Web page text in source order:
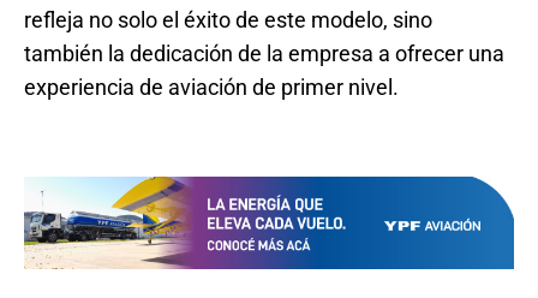
refleja no solo el éxito de este modelo, sino
también la dedicación de la empresa a ofrecer una
experiencia de aviación de primer nivel.